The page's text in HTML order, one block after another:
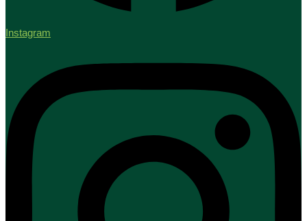
Instagram